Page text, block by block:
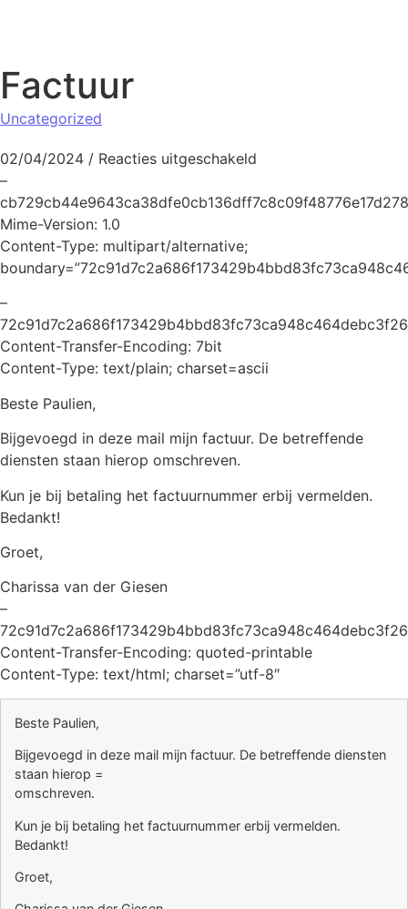
Factuur
Uncategorized
02/04/2024 / Reacties uitgeschakeld
–
Mime-Version: 1.0
Content-Type: multipart/alternative;
–
Content-Transfer-Encoding: 7bit
Content-Type: text/plain; charset=ascii
Beste Paulien,
Bijgevoegd in deze mail mijn factuur. De betreffende
diensten staan hierop omschreven.
Kun je bij betaling het factuurnummer erbij vermelden.
Bedankt!
Groet,
Charissa van der Giesen
–
Content-Transfer-Encoding: quoted-printable
Content-Type: text/html; charset=”utf-8″
Beste Paulien,
Bijgevoegd in deze mail mijn factuur. De betreffende diensten
staan hierop =
omschreven.
Kun je bij betaling het factuurnummer erbij vermelden.
Bedankt!
Groet,